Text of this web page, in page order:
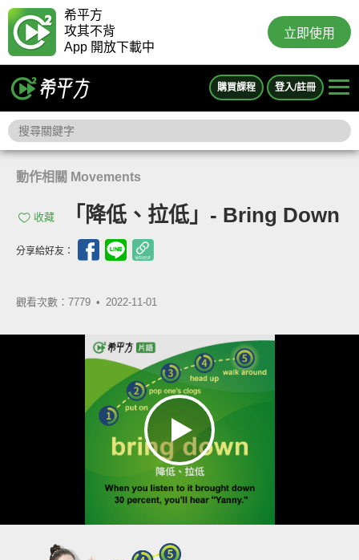
希平方
攻其不背
App 開放下載中
立即使用
購買課程 登入/註冊
動作相關 Movements
收藏 「降低、拉低」- Bring Down
分享給好友：
觀看次數：7779 • 2022-11-01